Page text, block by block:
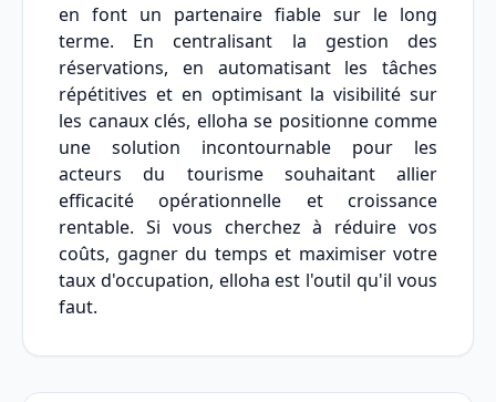
en font un partenaire fiable sur le long
terme. En centralisant la gestion des
réservations, en automatisant les tâches
répétitives et en optimisant la visibilité sur
les canaux clés, elloha se positionne comme
une solution incontournable pour les
acteurs du tourisme souhaitant allier
efficacité opérationnelle et croissance
rentable. Si vous cherchez à réduire vos
coûts, gagner du temps et maximiser votre
taux d'occupation, elloha est l'outil qu'il vous
faut.